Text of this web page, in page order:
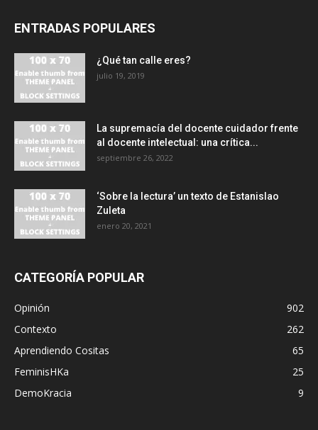
ENTRADAS POPULARES
¿Qué tan calle eres?
julio 19, 2019
La supremacía del docente cuidador frente
al docente intelectual: una crítica...
septiembre 26, 2022
‘Sobre la lectura’ un texto de Estanislao
Zuleta
enero 20, 2021
CATEGORÍA POPULAR
Opinión
902
Contexto
262
Aprendiendo Cositas
65
FeminisHKa
25
DemoKracia
9